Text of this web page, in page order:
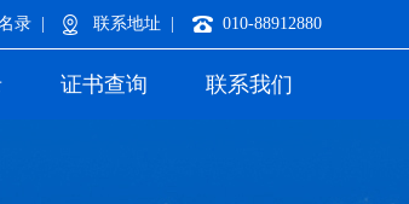
录 | 联系地址 | 010-88912880
证书查询 联系我们